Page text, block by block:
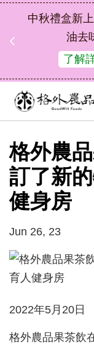
中秋禮盒新
油去
了解
格外農
訂了新
健身房
Jun 26, 23
2022年5月20日
格外農品果茶飲